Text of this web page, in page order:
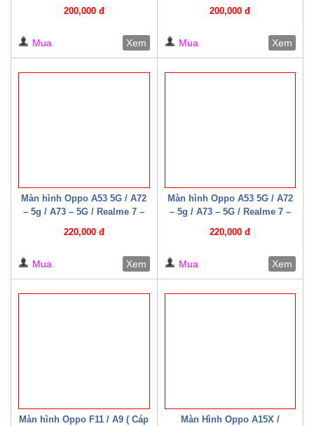
200,000 đ
Mua Xem
200,000 đ
Mua Xem
Màn hình Oppo A53 5G / A72
– 5g / A73 – 5G / Realme 7 –
Realme Q2 ( Cáp W HD+ )
220,000 đ
Mua Xem
Màn hình Oppo A53 5G / A72
– 5g / A73 – 5G / Realme 7 –
Realme Q2 ( Cáp W HD+ )
220,000 đ
Mua Xem
Màn hình Oppo F11 / A9 ( Cáp
Màn Hình Oppo A15X /